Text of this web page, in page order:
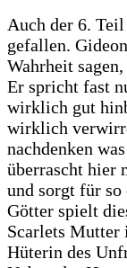
Auch der 6.
gefallen.
Wahrheit
Er spricht fast
wirklich gut
wirklich
nachdenken
überrascht hier
und sorgt für so
Götter spielt
Scarlets Mutter
Hüterin des